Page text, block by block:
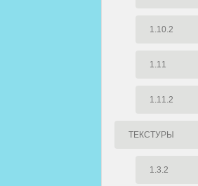
1.10.2
1.11
1.11.2
ТЕКСТУРЫ
1.3.2